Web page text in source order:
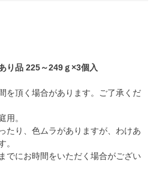
り品 225～249ｇ×3個入
を頂く場合があります。ご了承くだ
用。
たり、色ムラがありますが、わけあ
。
でにお時間をいただく場合がござい